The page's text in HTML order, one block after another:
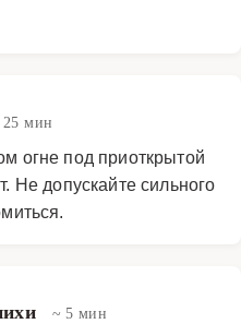
25 мин
огне под приоткрытой
Не допускайте сильного
~ 5 мин